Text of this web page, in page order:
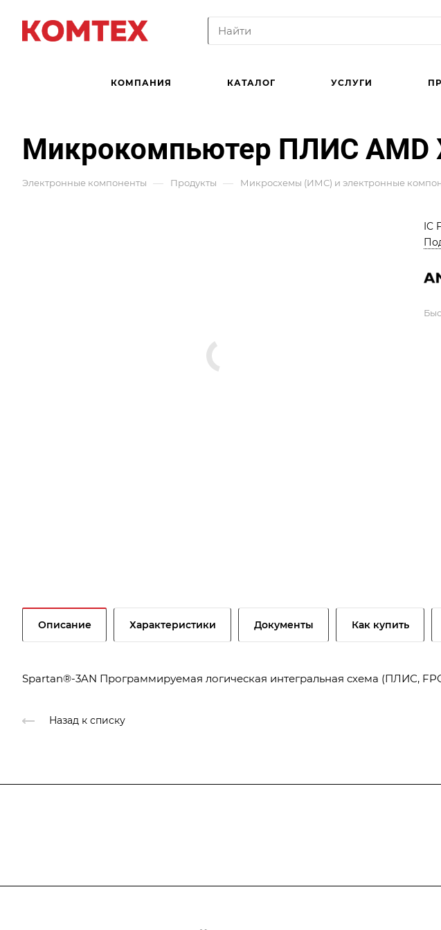
КОМПАНИЯ КАТАЛОГ УСЛУГИ
Микрокомпьютер ПЛИС AMD
Электронные компоненты — Продукты — Микросхемы (ИМС) и электронные
IC
Описание Характеристики Документы Как купить
Spartan®-3AN Программируемая логическая интегральная схема (ПЛИС,
Назад к списку